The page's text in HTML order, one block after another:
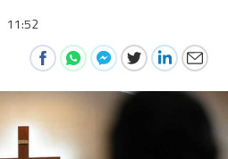
11:52